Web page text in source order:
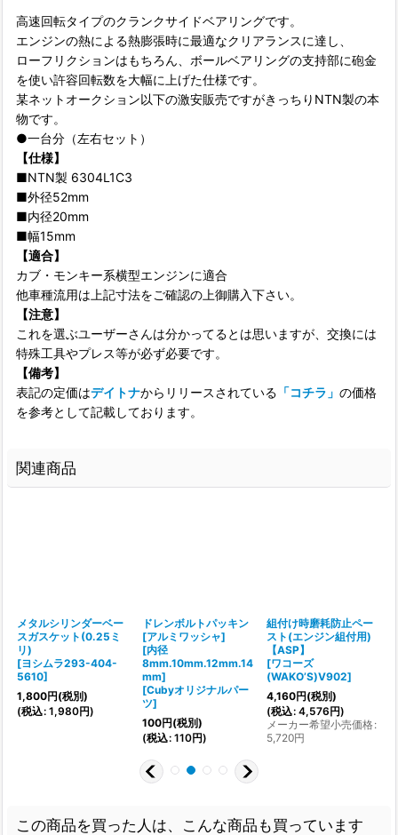
高速回転タイプのクランクサイドベアリングです。
エンジンの熱による熱膨張時に最適なクリアランスに達し、
ローフリクションはもちろん、ボールベアリングの支持部に砲金
を使い許容回転数を大幅に上げた仕様です。
某ネットオークション以下の激安販売ですがきっちりNTN製の本
物です。
●一台分（左右セット）
【仕様】
■NTN製 6304L1C3
■外径52mm
■内径20mm
■幅15mm
【適合】
カブ・モンキー系横型エンジンに適合
他車種流用は上記寸法をご確認の上御購入下さい。
【注意】
これを選ぶユーザーさんは分かってるとは思いますが、交換には
特殊工具やプレス等が必ず必要です。
【備考】
表記の定価はデイトナからリリースされている 「コチラ」 の価格
を参考として記載しております。
関連商品
メタルシリンダーベー
スガスケット(0.25ミ
リ)
[ヨシムラ293-404-
5610]
1,800円(税別)
(税込: 1,980円)
ドレンボルトパッキン
[アルミワッシャ]
[内径
8mm.10mm.12mm.14
mm]
[Cubyオリジナルパー
ツ]
100円(税別)
(税込: 110円)
組付け時磨耗防止ペー
スト(エンジン組付用)
【ASP】
[ワコーズ
(WAKO’S)V902]
4,160円(税別)
(税込: 4,576円)
メーカー希望小売価格:
5,720円
この商品を買った人は、こんな商品も買っています